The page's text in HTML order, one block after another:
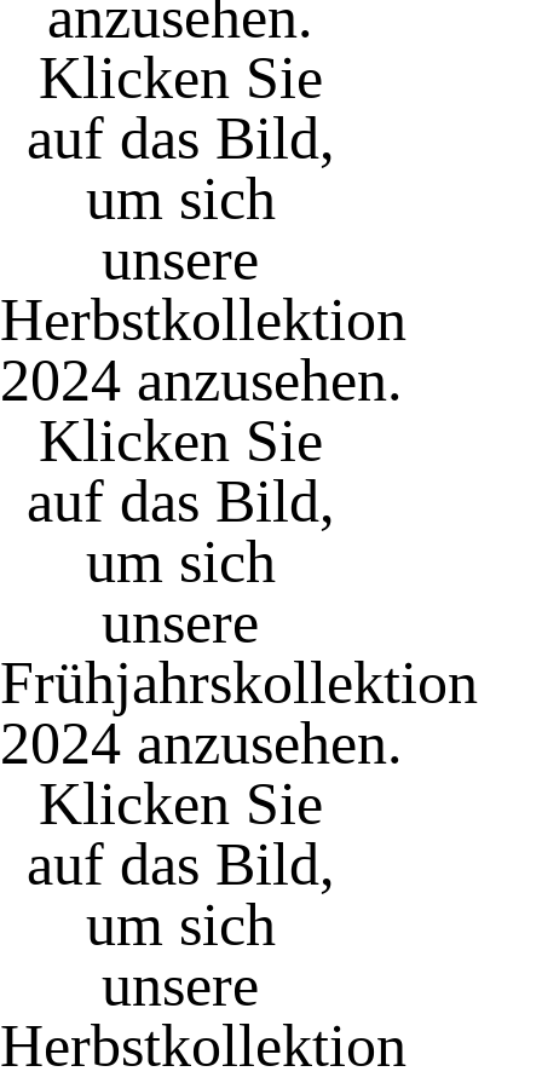
anzusehen.
Klicken Sie
auf das Bild,
um sich
unsere
Herbstkollektion
2024 anzusehen.
Klicken Sie
auf das Bild,
um sich
unsere
Frühjahrskollektion
2024 anzusehen.
Klicken Sie
auf das Bild,
um sich
unsere
Herbstkollektion